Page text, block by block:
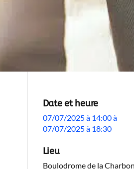
Date et heure
07/07/2025 à 14:00à
07/07/2025 à 18:30
Lieu
Boulodrome de la